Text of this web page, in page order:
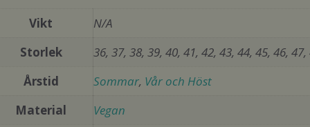
Vikt
N/A
Storlek
36, 37, 38, 39, 40, 41, 42, 43, 44, 45, 46, 47,
Årstid
Sommar, Vår och Höst
Material
Vegan